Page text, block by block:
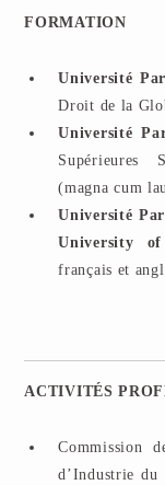
FORMATION
Université
Droit de la
Université
Supérieures
(magna cum
Université
University
français et
ACTIVITÉS
Commission
d’Industrie du